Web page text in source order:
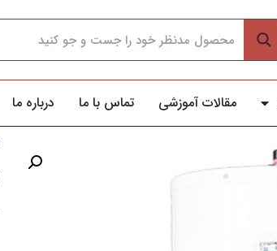
مقالات آموزشی تماس با ما درباره ما